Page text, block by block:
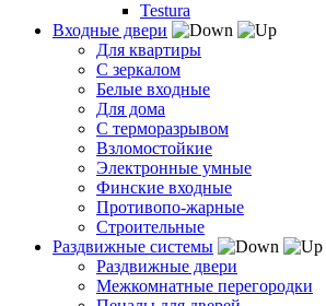
Testura
Входные двери
Для квартиры
С зеркалом
Белые входные
Для дома
С терморазрывом
Взломостойкие
Электронные умные
Финские входные
Противопо-жарные
Строительные
Раздвижные системы
Раздвижные двери
Межкомнатные перегородки